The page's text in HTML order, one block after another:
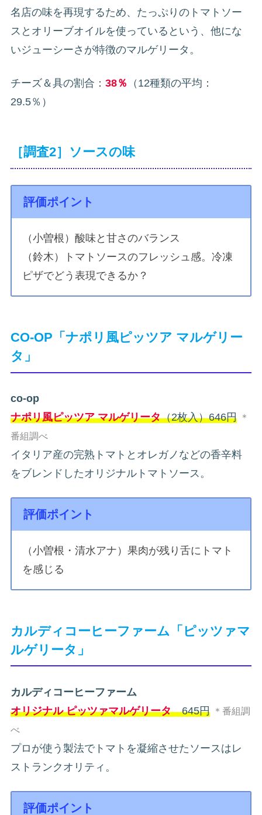
名店の味を再現するため、たっぷりのトマトソー
スとオリーブオイルを使っているという、他にな
いジューシーさが特徴のマルゲリータ。
チーズ＆具の割合： 38％ （12種類の平均：
29.5％）
［調査2］ソースの味
評価ポイント
（小曽根）酸味と甘さのバランス
（鈴木）トマトソースのフレッシュ感。冷凍
ピザでどう表現できるか？
CO-OP「ナポリ風ピッツア マルゲリー
タ」
co-op
ナポリ風ピッツア マルゲリータ（2枚入）646円 ＊
番組調べ
イタリア産の完熟トマトとオレガノなどの香辛料
をブレンドしたオリジナルトマトソース。
評価ポイント
（小曽根・清水アナ）果肉が残り舌にトマト
を感じる
カルディコーヒーファーム「ピッツァマ
ルゲリータ」
カルディコーヒーファーム
オリジナル ピッツァマルゲリータ645円 ＊番組調
べ
プロが使う製法でトマトを凝縮させたソースはレ
ストランクオリティ。
評価ポイント